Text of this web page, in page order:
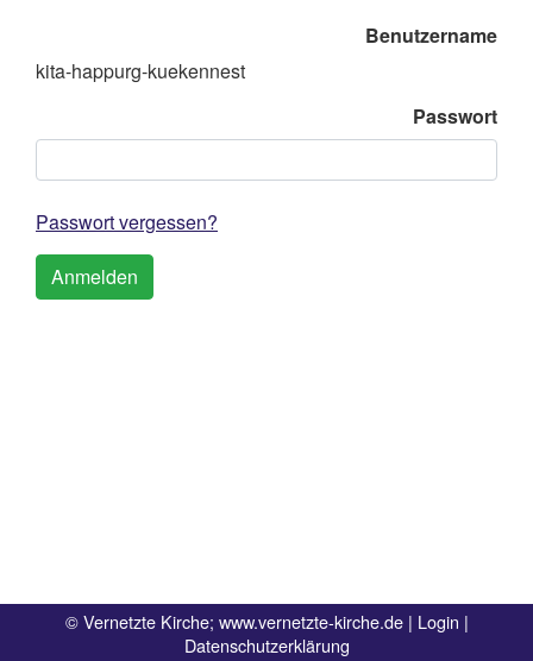
Benutzername
kita-happurg-kuekennest
Passwort
Passwort vergessen?
© Vernetzte Kirche; www.vernetzte-kirche.de| Login |
Datenschutzerklärung